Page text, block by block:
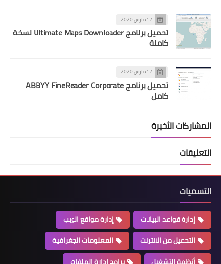
12 مارس 2020
تحميل برنامج Ultimate Maps Downloader نسخة
كاملة
12 مارس 2020
تحميل برنامج ABBYY FineReader Corporate
كامل
المشاركات الأخيرة
التعليقات
التسميات
إدارة قواعد البيانات
إدارة مواقع الويب
التحميل من الانترنت
المعلومات الجغرافية
أنظمة التشغيل
برامج إدارة الملفات